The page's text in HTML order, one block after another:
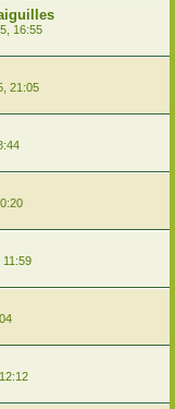
16:55
21:05